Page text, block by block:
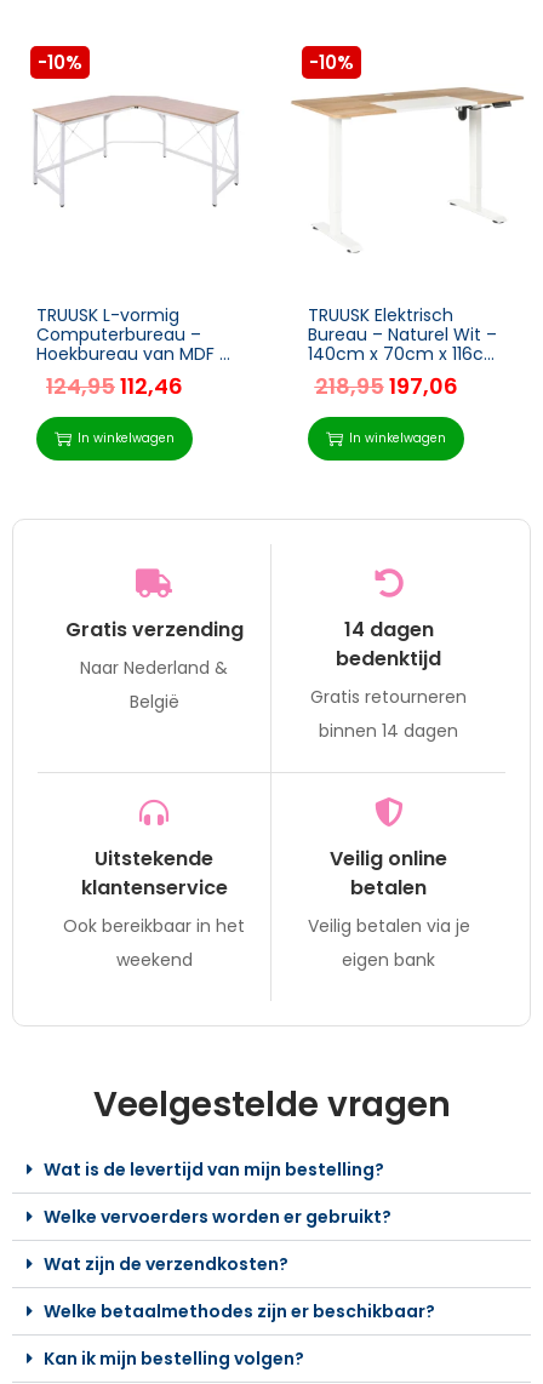
-10%
TRUUSK L-vormig
Computerbureau –
Hoekbureau van MDF –
Natuurlijke uitstraling –
150 x 150 x 76 cm –
Ideaal voor kantoor of
124,95112,46
In winkelwagen
-10%
TRUUSK Elektrisch
Bureau – Naturel Wit –
140cm x 70cm x 116cm
– In hoogte verstelbaar
– Met USB-poort –
Stijlvol en praktisch
218,95197,06
In winkelwagen
Gratis verzending
Naar Nederland &
België
14 dagen
bedenktijd
Gratis retourneren
binnen 14 dagen
Uitstekende
klantenservice
Ook bereikbaar in het
weekend
Veilig online
betalen
Veilig betalen via je
eigen bank
Veelgestelde vragen
Wat is de levertijd van mijn bestelling?
Welke vervoerders worden er gebruikt?
Wat zijn de verzendkosten?
Welke betaalmethodes zijn er beschikbaar?
Kan ik mijn bestelling volgen?